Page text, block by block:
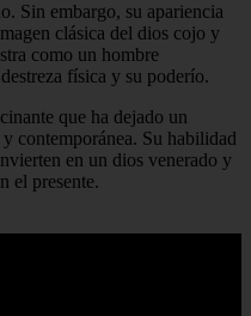
Sin embargo, su apariencia
clásica del dios cojo y
como un hombre
física y su poderío.
que ha dejado un
contemporánea. Su habilidad
en un dios venerado y
el presente.